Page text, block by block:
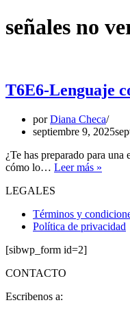
señales no
T6E6-Lenguaje
porDiana Checa
septiembre 9, 2025
¿Te has preparado para
cómo lo… Leer más »
5
LEGALES
Términos y
Política de privacidad
[sibwp_form id=2]
CONTACTO
Escribenos a: